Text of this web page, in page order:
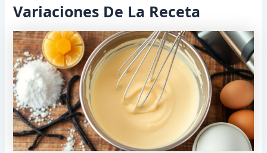
Variaciones De La Receta